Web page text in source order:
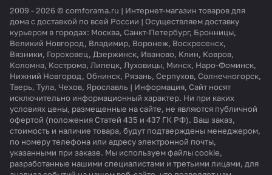
2009 - 2026 © comforama.ru | Интернет-магазин товаров для
дома с доставкой по всей России | Осуществляем доставку
курьером в городах: Москва, Санкт-Петербург, Бронницы,
Великий Новгород, Владимир, Воронеж, Воскресенск,
Вязники, Гороховец, Дзержинск, Иваново, Клин, Ковров,
Коломна, Кострома, Липецк, Луховицы, Минск, Наро-Фоминск,
Нижний Новгород, Обнинск, Рязань, Серпухов, Солнечногорск,
Тверь, Тула, Чехов, Ярославль | Информация, Сайт носят
исключительно информационный характер. Ни при каких
условиях цены, размещенные на сайте, не являются публичной
офертой (положения Статей 435 и 437 ГК РФ). Ваш заказ,
стоимость и наличие товара, будут подтверждены менеджером,
по номеру телефона или адресу электронной почты,
указанными при заказе. Мы используем файлы cookie,
разработанные нашими специалистами и третьими лицами, для